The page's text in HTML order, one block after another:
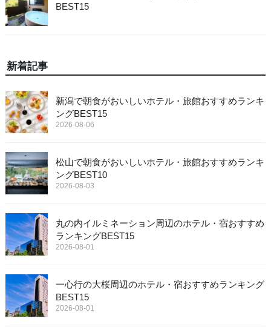
BEST15
新着記事
新潟で朝食がおいしいホテル・旅館おすすめランキ
ングBEST15
2026-08-06
松山で朝食がおいしいホテル・旅館おすすめランキ
ングBEST10
2026-08-03
丸の内イルミネーション周辺のホテル・宿おすすめ
ランキングBEST15
2026-08-01
一心行の大桜周辺のホテル・宿おすすめランキング
BEST15
2026-08-01